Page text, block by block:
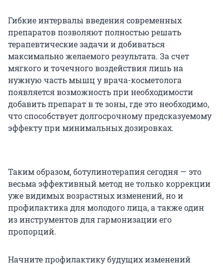
Гибкие интервалы введения современных
препаратов позволяют полностью решать
терапевтические задачи и добиваться
максимально желаемого результата. За счет
мягкого и точечного воздействия лишь на
нужную часть мышц у врача-косметолога
появляется возможность при необходимости
добавить препарат в те зоны, где это необходимо,
что способствует долгосрочному предсказуемому
эффекту при минимальных дозировках.
Таким образом, ботулинотерапия сегодня — это
весьма эффективный метод не только коррекции
уже видимых возрастных изменений, но и
профилактика для молодого лица, а также один
из инструментов для гармонизации его
пропорций.
Начните профилактику будущих изменений